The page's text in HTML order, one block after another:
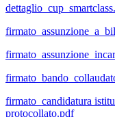
firmato_candidatura
protocollato.pdf